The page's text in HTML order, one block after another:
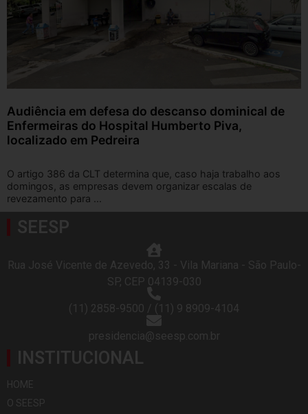
Audiência em defesa do descanso dominical de
Enfermeiras do Hospital Humberto Piva,
localizado em Pedreira
O artigo 386 da CLT determina que, caso haja trabalho aos
domingos, as empresas devem organizar escalas de
revezamento para ...
SEESP
Rua José Vicente de Azevedo, 33 - Vila Mariana - São Paulo-
SP, CEP 04139-030
(11) 2858-9500 / (11) 9 8909-4104
presidencia@seesp.com.br
INSTITUCIONAL
HOME
O SEESP